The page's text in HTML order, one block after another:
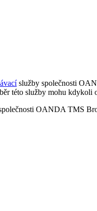
služby společnosti
této služby mohu kdykoli
OANDA TMS